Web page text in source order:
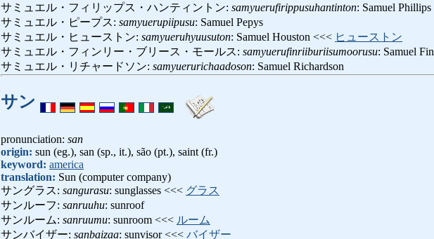
サミュエル・フィリップス・ハンティントン: samyuerufirippusuhantinton: Samuel
サミュエル・ピープス: samyuerupiipusu: Samuel Pepys
サミュエル・ヒューストン: samyueruhyuusuton: Samuel Houston <<< ヒューストン
サミュエル・フィンリー・ブリース・モールス: samyuerufinriiburiisumoorusu: Samuel
サミュエル・リチャードソン: samyuerurichaadoson: Samuel Richardson
サン
pronunciation: san
origin: sun (eg.), san (sp., it.), são (pt.), saint (fr.)
keyword: america
translation: Sun (computer company)
サングラス: sangurasu: sunglasses <<< グラス
サンルーフ: sanruuhu: sunroof
サンルーム: sanruumu: sunroom <<< ルーム
サンバイザー: sanbaizaa: sunvisor <<< バイザー